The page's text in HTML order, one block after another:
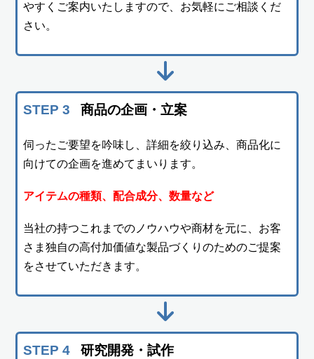
やすくご案内いたしますので、お気軽にご相談くだ
さい。
STEP 3 商品の企画・立案
伺ったご要望を吟味し、詳細を絞り込み、商品化に
向けての企画を進めてまいります。
アイテムの種類、配合成分、数量など
当社の持つこれまでのノウハウや商材を元に、お客
さま独自の高付加価値な製品づくりのためのご提案
をさせていただきます。
STEP 4 研究開発・試作